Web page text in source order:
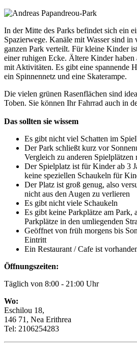
In der Mitte des Parks befindet sich ein
Spazierwege. Kanäle mit Wasser sind in
ganzen Park verteilt. Für kleine Kinder
einer ruhigen Ecke. Ältere Kinder haben
mit Aktivitäten. Es gibt eine spannende
ein Spinnennetz und eine Skaterampe.
Die vielen grünen Rasenflächen sind
Toben. Sie können Ihr Fahrrad auch in
Das sollten sie wissem
Es gibt nicht viel Schatten im
Der Park schließt kurz vor
Vergleich zu anderen Spielplätzen
Der Spielplatz ist für Kinder ab 3
keine speziellen Schaukeln für
Der Platz ist groß genug, also
nicht aus den Augen zu verlieren
Es gibt nicht viele Schaukeln
Es gibt keine Parkplätze am Park,
Parkplätze in den umliegenden
Geöffnet von früh morgens bis
Eintritt
Ein Restaurant / Cafe ist
Öffnungszeiten:
Täglich von 8:00 - 21:00 Uhr
Wo:
Eschilou 18,
146 71, Nea Erithrea
T​​​​el: 2106254283